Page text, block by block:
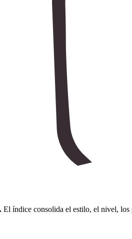
El índice consolida el estilo, el nivel, los